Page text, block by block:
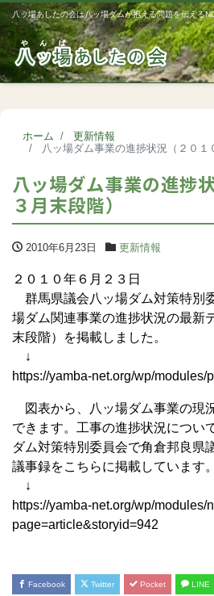
八ッ場あしたの会は八ッ場ダムが抱える問題を伝える
ホーム
更新情報
八ッ場ダム事業の進捗状況（２０１
八ッ場ダム事業の進捗
３月末段階）
2010年6月23日 更新情報
２０１０年６月２３日
群馬県議会八ッ場ダム対策特別
場ダム関連事業の進捗状況の最新
末段階）を掲載しました。
↓
https://yamba-net.org/wp/modules/
図表から、八ッ場ダム事業の現
できます。工事の進捗状況につい
ダム対策特別委員会で角倉邦良県
議事録をこちらに掲載しています。
↓
https://yamba-net.org/wp/modules/
page=article&storyid=942
Facebook Twitter Pocket LINE